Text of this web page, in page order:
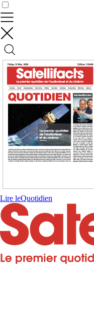
Lire leQuotidien
Contrôler vos données